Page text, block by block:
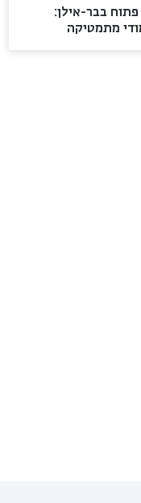
פתוח בבר-אילן:
מתמטיקה